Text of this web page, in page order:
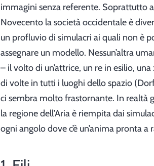
immagini senza referente. Soprattutto
Novecento la società occidentale è
un profluvio di simulacri ai quali non è
assegnare un modello. Nessun’altra
– il volto di un’attrice, un re in esilio,
di volte in tutti i luoghi dello spazio
ci sembra molto frastornante. In realtà
la regione dell’Aria è riempita dai
ogni angolo dove c’è un’anima pronta a